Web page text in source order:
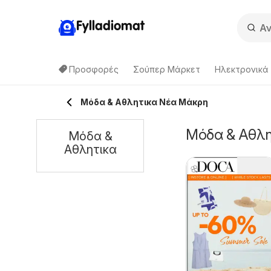
Fylladiomat
Προσφορές Σούπερ Μάρκετ Hλεκτρονικά
Μόδα & Aθλητικα Νέα Μάκρη
Μόδα &
Μόδα &
Aθλητικα